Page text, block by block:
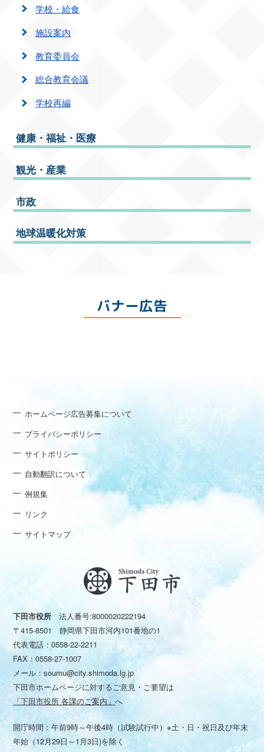
学校・給食
施設案内
教育委員会
総合教育会議
学校再編
健康・福祉・医療
観光・産業
市政
地球温暖化対策
バナー広告
ホームページ広告募集について
プライバシーポリシー
サイトポリシー
自動翻訳について
例規集
リンク
サイトマップ
下田市役所 法人番号:8000020222194
〒415-8501 静岡県下田市河内101番地の1
代表電話：0558-22-2211
FAX：0558-27-1007
メール：soumu@city.shimoda.lg.jp
下田市ホームページに対するご意見・ご要望は
「下田市役所 各課のご案内」へ
開庁時間：午前9時～午後4時（試験試行中）※土・日・祝日及び年末
年始（12月29日～1月3日)を除く